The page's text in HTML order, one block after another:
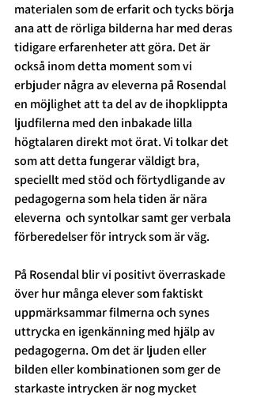
materialen som de erfarit och tycks börja
ana att de rörliga bilderna har med deras
tidigare erfarenheter att göra. Det är
också inom detta moment som vi
erbjuder några av eleverna på Rosendal
en möjlighet att ta del av de ihopklippta
ljudfilerna med den inbakade lilla
högtalaren direkt mot örat. Vi tolkar det
som att detta fungerar väldigt bra,
speciellt med stöd och förtydligande av
pedagogerna som hela tiden är nära
eleverna  och syntolkar samt ger verbala
förberedelser för intryck som är väg.
På Rosendal blir vi positivt överraskade
över hur många elever som faktiskt
uppmärksammar filmerna och synes
uttrycka en igenkänning med hjälp av
pedagogerna. Om det är ljuden eller
bilden eller kombinationen som ger de
starkaste intrycken är nog mycket